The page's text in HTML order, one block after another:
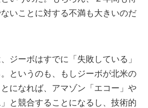
いことに対する不満も大きいのだ
ジーボはすでに「失敗している」
というのも、もしジーボが北米の
になれば、アマゾン「エコー」や
」と競合することになるし、技術的